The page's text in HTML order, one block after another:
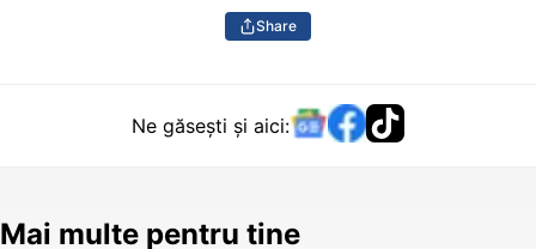
Share
Ne găsești și aici:
Mai multe pentru tine